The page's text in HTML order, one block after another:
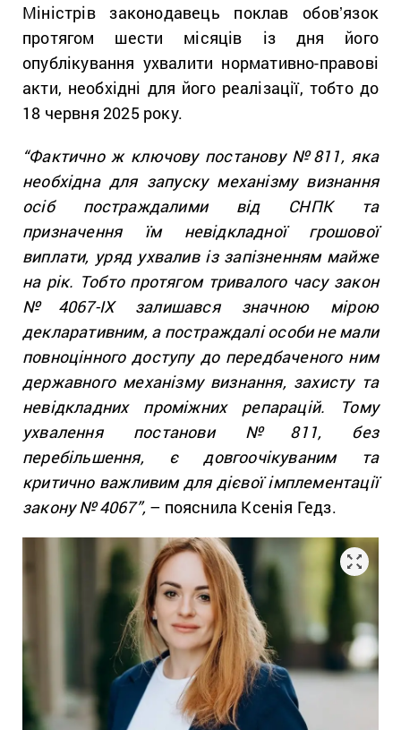
Міністрів законодавець поклав обовʼязок
протягом шести місяців із дня його
опублікування ухвалити нормативно-правові
акти, необхідні для його реалізації, тобто до
18 червня 2025 року.
“Фактично ж ключову постанову №811, яка
необхідна для запуску механізму визнання
осіб постраждалими від СНПК та
призначення їм невідкладної грошової
виплати, уряд ухвалив із запізненням майже
на рік. Тобто протягом тривалого часу закон
№4067-IX залишався значною мірою
декларативним, а постраждалі особи не мали
повноцінного доступу до передбаченого ним
державного механізму визнання, захисту та
невідкладних проміжних репарацій. Тому
ухвалення постанови №811, без
перебільшення, є довгоочікуваним та
критично важливим для дієвої імплементації
закону № 4067”, – пояснила Ксенія Гедз.